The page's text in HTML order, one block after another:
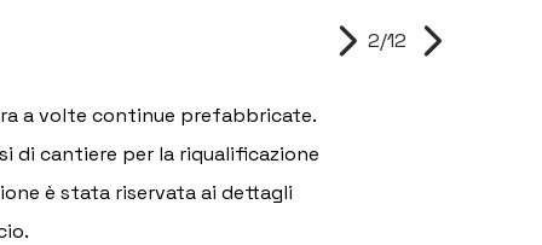
2/12
a volte continue prefabbricate.
di cantiere per la riqualificazione
è stata riservata ai dettagli